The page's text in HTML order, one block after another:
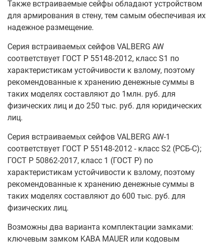
Также встраиваемые сейфы обладают устройством
для армирования в стену, тем самым обеспечивая их
надежное размещение.
Серия встраиваемых сейфов VALBERG AW
соответствует ГОСТ Р 55148-2012, класс S1 по
характеристикам устойчивости к взлому, поэтому
рекомендованные к хранению денежные суммы в
таких моделях составляют до 1млн. руб. для
физических лиц и до 250 тыс. руб. для юридических
лиц.
Серия встраиваемых сейфов VALBERG AW-1
соответствует ГОСТ Р 55148-2012 - класс S2 (РСБ-С);
ГОСТ Р 50862-2017, класс 1 (ГОСТ Р) по
характеристикам устойчивости к взлому, поэтому
рекомендованные к хранению денежные суммы в
таких моделях составляют до 600 тыс. руб. для
физических лиц.
Возможны два варианта комплектации замками:
ключевым замком KABA MAUER или кодовым